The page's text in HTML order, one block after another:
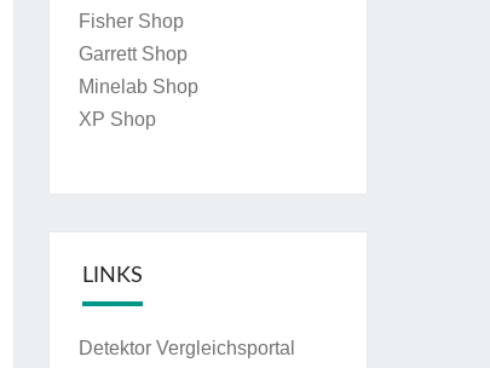
Fisher Shop
Garrett Shop
Minelab Shop
XP Shop
LINKS
Detektor Vergleichsportal